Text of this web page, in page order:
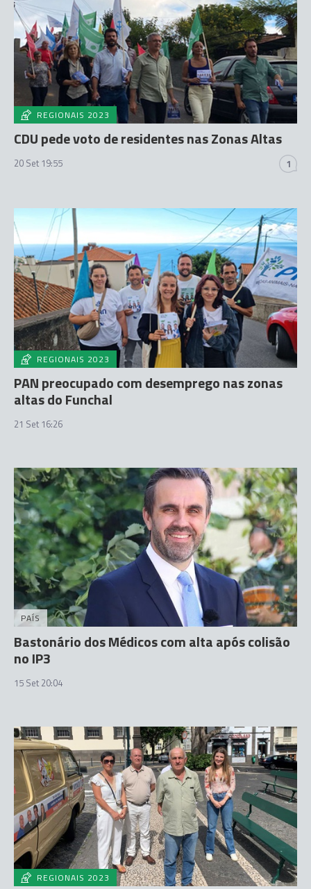
REGIONAIS 2023
CDU pede voto de residentes nas Zonas Altas
20 Set 19:55 1
REGIONAIS 2023
PAN preocupado com desemprego nas zonas
altas do Funchal
21 Set 16:26
PAÍS
Bastonário dos Médicos com alta após colisão
no IP3
15 Set 20:04
REGIONAIS 2023